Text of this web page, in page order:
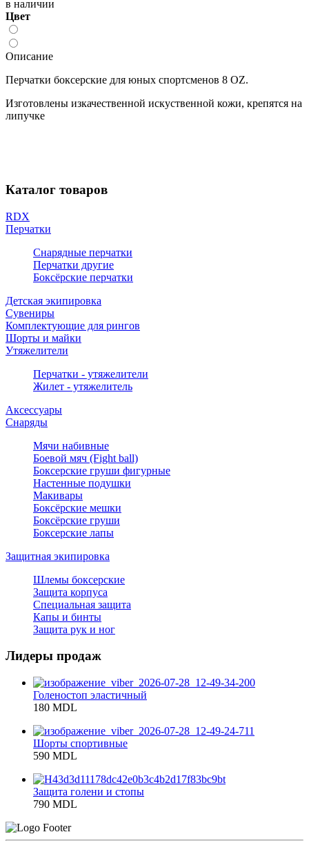
в наличии
Цвет
Описание
Перчатки боксерские для юных спортсменов 8 OZ.
Изготовлены изкачественной искуственной кожи, крепятся на
липучке
Каталог товаров
RDX
Перчатки
Снарядные перчатки
Перчатки другие
Боксёрские перчатки
Детская экипировка
Сувениры
Комплектующие для рингов
Шорты и майки
Утяжелители
Перчатки - утяжелители
Жилет - утяжелитель
Аксессуары
Снаряды
Мячи набивные
Боевой мяч (Fight ball)
Боксерские груши фигурные
Настенные подушки
Макивары
Боксёрские мешки
Боксёрские груши
Боксерские лапы
Защитная экипировка
Шлемы боксерские
Защита корпуса
Специальная защита
Капы и бинты
Защита рук и ног
Лидеры продаж
Голеностоп эластичный
180 MDL
Шорты спортивные
590 MDL
Защита голени и стопы
790 MDL